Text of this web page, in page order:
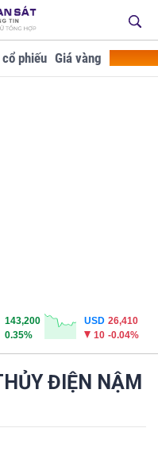
phiếu Giá vàng
143,200
0.35%
USD 26,410
10 -0.04%
ĐIỆN NẬM